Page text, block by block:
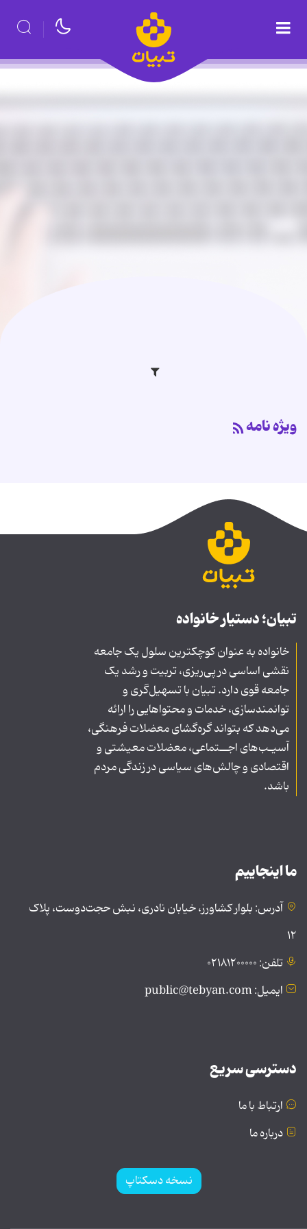
وی‍ژه نامه
تبیان؛ دستیار خانواده
خانواده به عنوان کوچکترین سلول یک جامعه
نقشی اساسی در پی‌ریزی، تربیت و رشد یک
جامعه قوی دارد. تبیان با تسهیل‌گری و
توانمندسازی، خدمات و محتواهایی را ارائه
می‌دهد که بتواند گره‌گشای معضلات فرهنگی،
آسیـب‌های اجــتماعی، معضلات معیشتی و
اقتصادی و چالش‌های سیاسی در زندگی مردم
باشد.
ما اینجاییم
آدرس: بلوار کشاورز، خیابان نادری، نبش حجت‌دوست، پلاک
۱۲
تلفن: ۰۲۱۸۱۲۰۰۰۰۰
ایمیل: public@tebyan.com
دسترسی سریع
ارتباط با ما
درباره ما
نسخه دسکتاپ